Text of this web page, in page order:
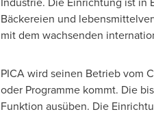
Bäckereien und
mit dem wachsenden
PICA wird seinen Betrieb vom
oder Programme kommt. Die
Funktion ausüben. Die